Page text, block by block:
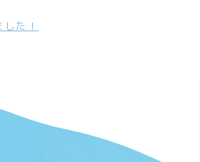
た！